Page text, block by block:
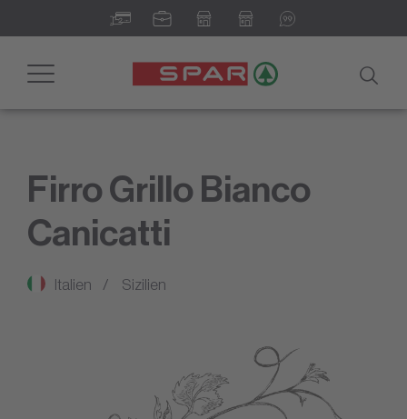
Toggle
Firro Grillo Bianco
Canicatti
Italien Sizilien